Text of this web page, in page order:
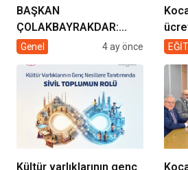
BAŞKAN
ÇOLAKBAYRAKDAR:
“EVDE SAĞLIK
GÖNÜLLERE
DOKUNUYORUZ”
Genel 4 ay önce
Kültür varlıklarının genç